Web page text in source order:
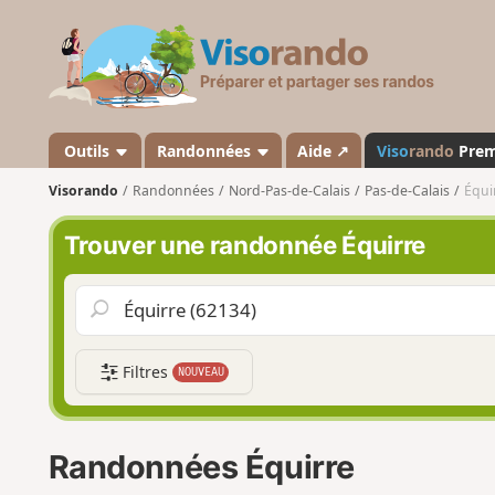
s
a
n
d
o
Outils Randonnées Aide ↗ Visorando
Visorando Randonnées Nord-Pas-de-Calais Pas-de-Calais
Trouver une randonnée Équirre
Filtres NOUVEAU
Randonnées Équirre